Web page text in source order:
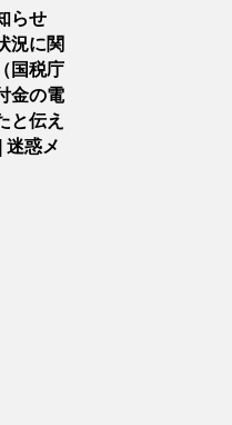
らせ
況に関
国税庁
金の電
と伝え
迷惑メ